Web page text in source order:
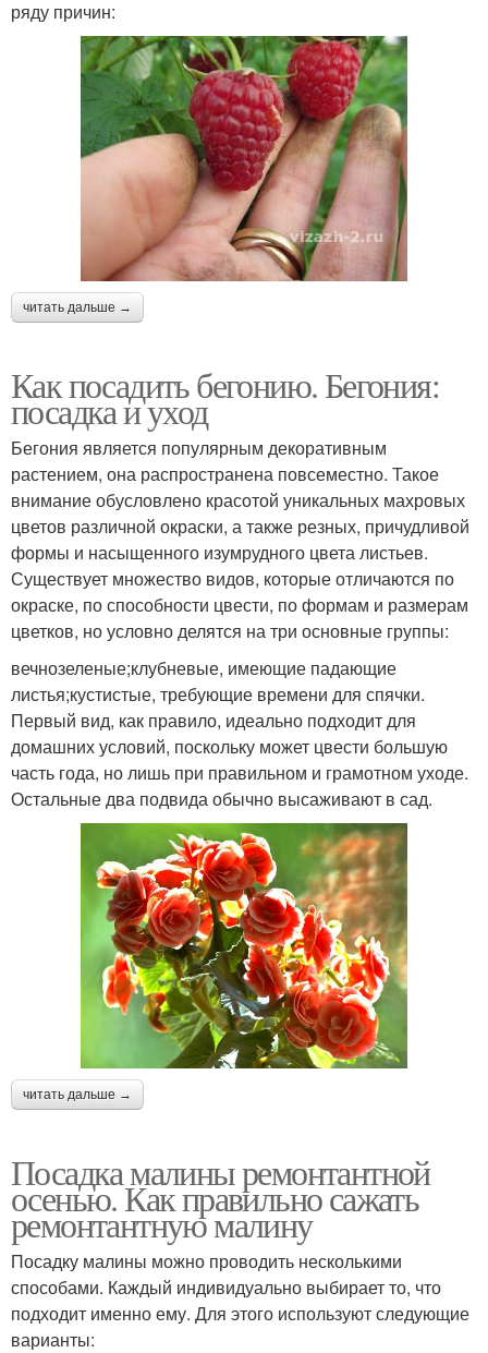
ряду причин:
читать дальше →
Как посадить бегонию. Бегония:
посадка и уход
Бегония является популярным декоративным
растением, она распространена повсеместно. Такое
внимание обусловлено красотой уникальных махровых
цветов различной окраски, а также резных, причудливой
формы и насыщенного изумрудного цвета листьев.
Существует множество видов, которые отличаются по
окраске, по способности цвести, по формам и размерам
цветков, но условно делятся на три основные группы:
вечнозеленые;клубневые, имеющие падающие
листья;кустистые, требующие времени для спячки.
Первый вид, как правило, идеально подходит для
домашних условий, поскольку может цвести большую
часть года, но лишь при правильном и грамотном уходе.
Остальные два подвида обычно высаживают в сад.
читать дальше →
Посадка малины ремонтантной
осенью. Как правильно сажать
ремонтантную малину
Посадку малины можно проводить несколькими
способами. Каждый индивидуально выбирает то, что
подходит именно ему. Для этого используют следующие
варианты: